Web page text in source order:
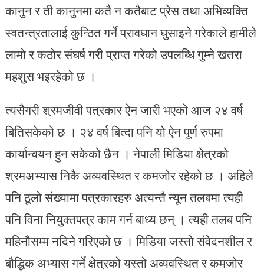
कानुन र ती कानुनमा कतै न कतैबाट प्रेस तथा अभिव्यक्ति
स्वतन्त्रतालाई कुन्ठित गर्ने प्रावधान घुसाइने गरेकाले हामीले
लामो र कठोर संघर्ष गरी प्राप्त गरेको उपलब्धि गुम्ने खतरा
महशुस भइरहेको छ ।
त्यसैगरी श्रमजीवी पत्रकार ऐन जारी भएको आज २४ वर्ष
बितिसकेको छ । २४ वर्ष बित्दा पनि यो ऐन पूर्ण रुपमा
कार्यान्वयन हुन सकेको छैन । नेपाली मिडिया क्षेत्रको
श्रमअभ्यास निकै अव्यवस्थित र कमजोर रहेको छ । अहिले
पनि ठूलो संख्यामा पत्रकारहरु अत्यन्तै न्यून तलबमा त्यही
पनि विना नियुक्तपत्र काम गर्न बाध्य छन् । त्यही तलब पनि
महिनौसम्म नदिने गरिएको छ । मिडिया जस्तो संवेदनशील र
बौद्धिक अभ्यास गर्ने क्षेत्रको यस्तो अव्यवस्थित र कमजोर